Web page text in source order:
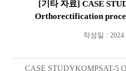
[기타 자료] CASE
Orthorectification
작성일 :
CASE STUDYKOMPSAT-5